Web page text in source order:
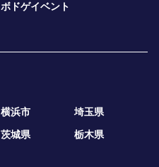
ボドゲイベント
横浜市
埼玉県
茨城県 栃木県